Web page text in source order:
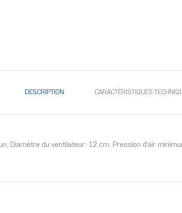
DESCRIPTION CARACTÉRISTIQUES
Diamètre du ventilateur: 12 cm, Pression d'air